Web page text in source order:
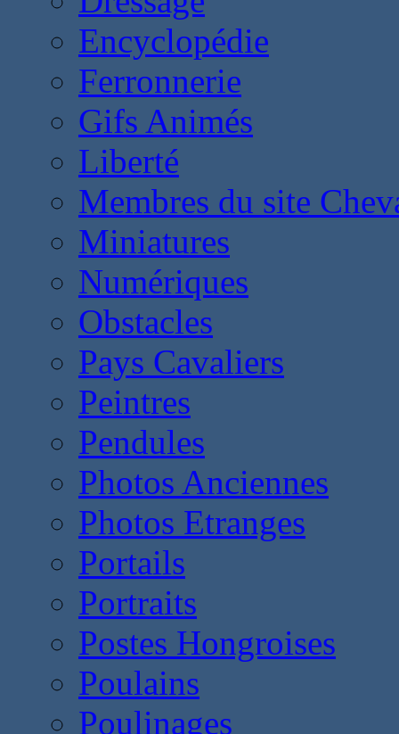
Encyclopédie
Ferronnerie
Gifs Animés
Liberté
Membres du site
Miniatures
Numériques
Obstacles
Pays Cavaliers
Peintres
Pendules
Photos Anciennes
Photos Etranges
Portails
Portraits
Postes Hongroises
Poulains
Poulinages